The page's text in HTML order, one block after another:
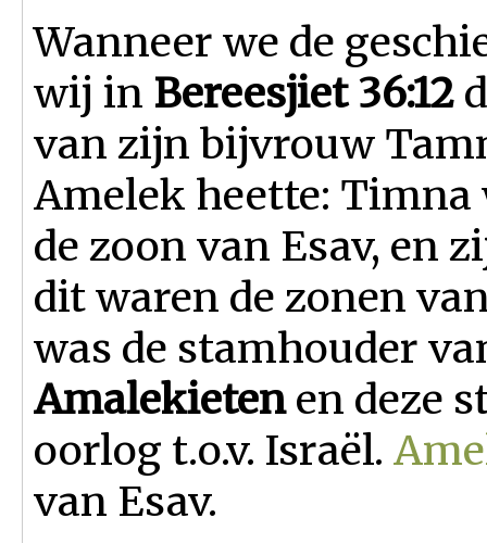
Wanneer we de
wij in Bereesjiet 36:12
van zijn bijvrouw
Amelek heette:
de zoon van Esav, en
dit waren de zonen
was de stamhouder
Amalekietenen deze
oorlog t.o.v. Israël.
van Esav.